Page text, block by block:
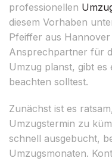
professionellen
diesem Vorhaben
Pfeiffer aus
Ansprechpartner für
Umzug planst, gibt es
beachten solltest.
Zunächst ist es
Umzugstermin zu
schnell ausgebucht,
Umzugsmonaten.